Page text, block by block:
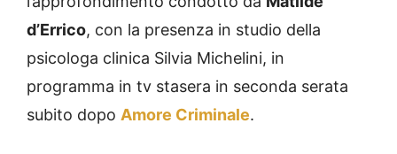
d’Errico, con la presenza in studio della
psicologa clinica Silvia Michelini, in
programma in tv stasera in seconda serata
subito dopo Amore Criminale.